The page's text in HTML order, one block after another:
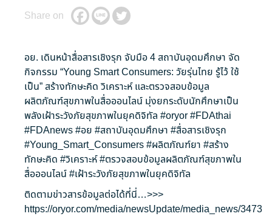
Share on
อย. เดินหน้าสื่อสารเชิงรุก จับมือ 4 สถาบันอุดมศึกษา จัด
กิจกรรม “Young Smart Consumers: วัยรุ่นไทย รู้ไว้ ใช้
เป็น” สร้างทักษะคิด วิเคราะห์ และตรวจสอบข้อมูล
ผลิตภัณฑ์สุขภาพในสื่อออนไลน์ มุ่งยกระดับนักศึกษาเป็น
พลังเฝ้าระวังภัยสุขภาพในยุคดิจิทัล #oryor#FDAthai
#FDAnews#อย #สถาบันอุดมศึกษา #สื่อสารเชิงรุก
#Young_Smart_Consumers#ผลิตภัณฑ์ยา #สร้าง
ทักษะคิด #วิเคราะห์#ตรวจสอบข้อมูลผลิตภัณฑ์สุขภาพใน
สื่อออนไลน์#เฝ้าระวังภัยสุขภาพในยุคดิจิทัล
ติดตามข่าวสารข้อมูลต่อได้ที่นี่…>>>
https://oryor.com/media/newsUpdate/media_news/3473